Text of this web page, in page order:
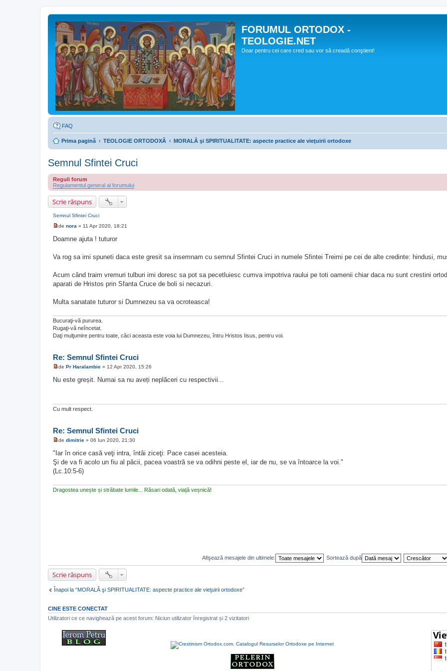
FORUMUL ORTODOX -
TEOLOGIE.NET
Doar pentru cei care cred sau vor să creadă conştient!
FAQ
Prima pagină TEOLOGIE ORTODOXĂ MORALĂ şi SPIRITUALITATE: aspecte practice ale vieţuirii ortodoxe
Semnul Sfintei Cruci
Reguli forum
Regulamentul general al forumului
Scrie răspuns
Semnul Sfintei Cruci
s
n
i
t
de nora » 11 Apr 2020, 18:21
Doamne ajuta ! tuturor
Va rog sa imi spuneti daca este gresit sa insemnam cu semnul Sfintei Cruci in numele Sfintei Treimi pe cei de alte credinte: hindusi,
Acum când traim vremuri tulburi imi doresc sa pot sa pecetluiesc cumva impotriva raului pe toti oamenii chiar daca nu sunt crestini
aparati de Hristos prin Sfanta Cruce de boli si necazuri.
Multa sanatate tuturor si Dumnezeu sa va ocroteasca!
Bucuraţi-vă pururea.
Rugaţi-vă neîncetat.
Daţi mulţumire pentru toate, căci aceasta este voia lui Dumnezeu, întru Hristos Iisus, pentru voi.
Re: Semnul Sfintei Cruci
s
e
i
de Pr Haralambie » 12 Apr 2020, 15:26
Nu este greșit. Numai sa nu aveți neplăceri cu respectivii...
Cu mult respect.
Re: Semnul Sfintei Cruci
e
s
a
j
n
c
i
de dimitrie » 06 Iun 2020, 21:30
"Iar în orice casă veţi intra, întâi ziceţi: Pace casei acesteia.
Şi de va fi acolo un fiu al păcii, pacea voastră se va odihni peste el, iar de nu, se va întoarce la voi."
(Lc.10:5-6)
Dragostea unește și străbate lumile... Răsari odată, viață veșnică!
Afişează mesajele din ultimele: Sortează după
Scrie răspuns
Înapoi la “MORALĂ şi SPIRITUALITATE: aspecte practice ale vieţuirii ortodoxe”
CINE ESTE CONECTAT
Utilizatori ce ce navighează pe acest forum: Niciun utilizator înregistrat și 2 vizitatori